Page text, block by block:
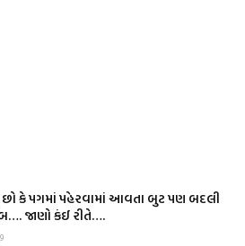
કે પગમાં પહેરવામાં આવતા બુટ પણ બદલી
જાણો કંઈ રીતે….